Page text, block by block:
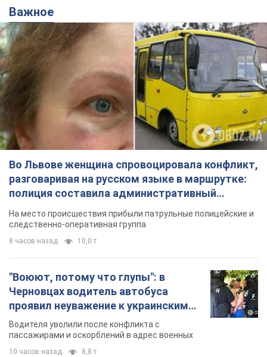
Важное
Во Львове женщина спровоцировала конфликт,
разговаривая на русском языке в маршрутке:
полиция составила административный
протокол. Видео
На место происшествия прибыли патрульные полицейские и
следственно-оперативная группа
8 часов назад 10,0 т.
"Воюют, потому что глупы": в
Черновцах водитель автобуса
проявил неуважение к украинским
военным и поплатился за это.
Видео
Водителя уволили после конфликта с
пассажирами и оскорблений в адрес военных
10 часов назад 8,8 т.